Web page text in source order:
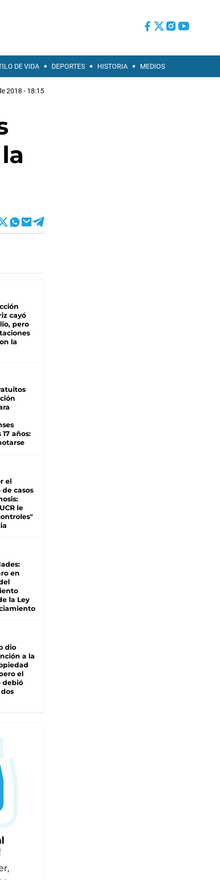
DE VIDA DEPORTES HISTORIA MEDIOS
2018 - 18:15
cayó
pero
la
años:
el
casos
le
en
la Ley
dio
a la
el
debió